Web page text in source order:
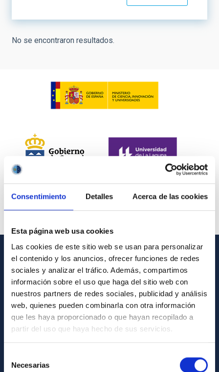
Consentimiento Detalles Acerca de las cookies
Esta página web usa cookies
Las cookies de este sitio web se usan para personalizar
el contenido y los anuncios, ofrecer funciones de redes
sociales y analizar el tráfico. Además, compartimos
información sobre el uso que haga del sitio web con
nuestros partners de redes sociales, publicidad y análisis
web, quienes pueden combinarla con otra información
que les haya proporcionado o que hayan recopilado a
partir del uso que haya hecho de sus servicios.
Necesarias
No se encontraron resultados.
INFORMACIÓN GENERAL
Contacto
Cómo llegar al IAC
Directorio de personal
Biblioteca